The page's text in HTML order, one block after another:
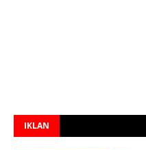
IKLAN